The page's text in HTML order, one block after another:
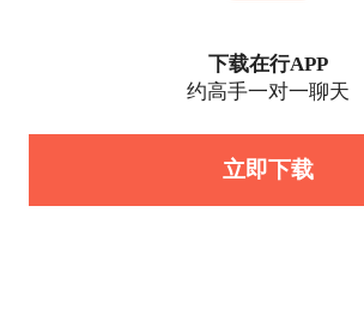
下载在行APP
约高手一对一聊天
立即下载